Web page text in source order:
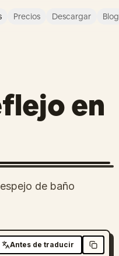
Precios Descargar Blog
en
de baño
Antes de traducir